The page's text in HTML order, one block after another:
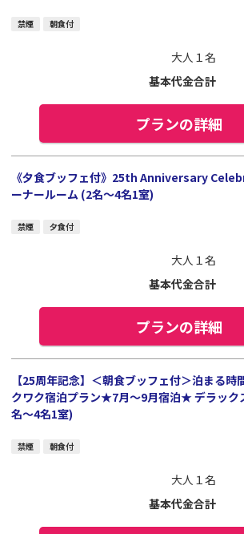
禁煙 朝食付
大人１名
基本代金合計
プランの詳細
《夕食ブッフェ付》25th Anniversary
ーナールーム (2名～4名1室)
禁煙 夕食付
大人１名
基本代金合計
プランの詳細
【25周年記念】＜朝食ブッフェ付＞泊まる時
クワク宿泊プラン★7月～9月宿泊★ デラック
名～4名1室)
禁煙 朝食付
大人１名
基本代金合計